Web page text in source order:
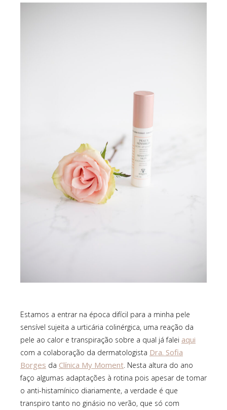
Estamos a entrar na época difícil para a minha pele
sensível sujeita a urticária colinérgica, uma reação da
pele ao calor e transpiração sobre a qual já falei aqui
com a colaboração da dermatologista Dra. Sofia
Borges da Clínica My Moment . Nesta altura do ano
faço algumas adaptações à rotina pois apesar de tomar
o anti-histamínico diariamente, a verdade é que
transpiro tanto no ginásio no verão, que só com